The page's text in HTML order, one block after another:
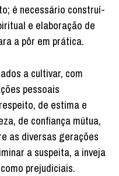
é necessário construí-
e elaboração de
a pôr em prática.
a cultivar, com
pessoais
de estima e
de confiança mútua,
as diversas gerações
a suspeita, a inveja
prejudiciais.